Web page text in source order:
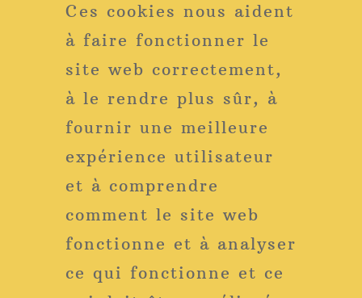
Ces cookies nous aident
à faire fonctionner le
site web correctement,
à le rendre plus sûr, à
fournir une meilleure
expérience utilisateur
et à comprendre
comment le site web
fonctionne et à analyser
ce qui fonctionne et ce